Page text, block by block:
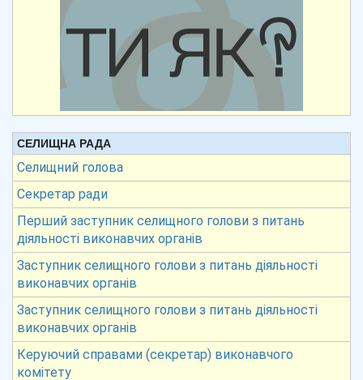
СЕЛИЩНА РАДА
Селищний голова
Секретар ради
Перший заступник селищного голови з питань
діяльності виконавчих органів
Заступник селищного голови з питань діяльності
виконавчих органів
Заступник селищного голови з питань діяльності
виконавчих органів
Керуючий справами (секретар) виконавчого
комітету